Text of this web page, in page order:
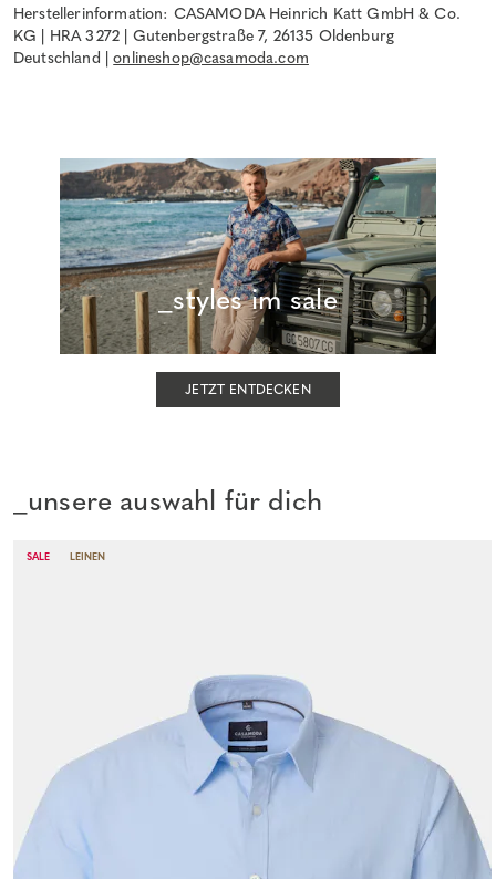
Herstellerinformation: CASAMODA Heinrich Katt GmbH & Co.
KG | HRA 3272 | Gutenbergstraße 7, 26135 Oldenburg
Deutschland |onlineshop@casamoda.com
_styles im sale
JETZT ENTDECKEN
_unsere auswahl für dich
SALE LEINEN